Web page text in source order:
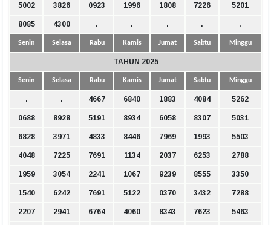
5002 3826 0923 1996 1808 7226 5201
8085 4300 . . . . .
Senin Selasa Rabu Kamis Jumat Sabtu Minggu
TAHUN 2025
Senin Selasa Rabu Kamis Jumat Sabtu Minggu
. . 4667 6840 1883 4084 5262
0688 8928 5191 8934 6058 8307 5031
6828 3971 4833 8446 7969 1993 5503
4048 7225 7691 1134 2037 6253 2788
1959 3054 2241 1067 9239 8555 3350
1540 6242 7691 5122 0370 3432 7288
2207 2941 6764 4060 8343 7623 5463